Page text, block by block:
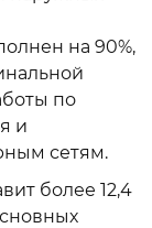
на 90%,
по
и
сетям.
более 12,4